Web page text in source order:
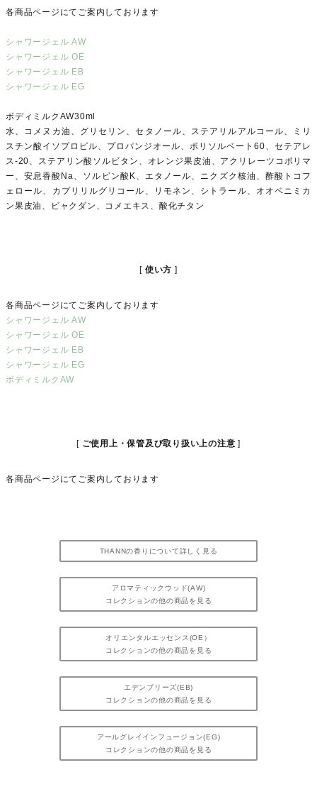
各商品ページにてご案内しております
シャワージェル AW
シャワージェル OE
シャワージェル EB
シャワージェル EG
ボディミルクAW30ml
水、コメヌカ油、グリセリン、セタノール、ステアリルアルコール、ミリ
スチン酸イソプロピル、プロパンジオール、ポリソルベート60、セテアレ
ス-20、ステアリン酸ソルビタン、オレンジ果皮油、アクリレーツコポリマ
ー、安息香酸Na、ソルビン酸K、エタノール、ニクズク核油、酢酸トコフ
ェロール、カプリリルグリコール、リモネン、シトラール、オオベニミカ
ン果皮油、ビャクダン、コメエキス、酸化チタン
使い方
各商品ページにてご案内しております
シャワージェル AW
シャワージェル OE
シャワージェル EB
シャワージェル EG
ボディミルクAW
ご使用上・保管及び取り扱い上の注意
各商品ページにてご案内しております
THANNの香りについて詳しく見る
アロマティックウッド(AW)
コレクションの他の商品を見る
オリエンタルエッセンス(OE）
コレクションの他の商品を見る
エデンブリーズ(EB)
コレクションの他の商品を見る
アールグレイインフュージョン(EG)
コレクションの他の商品を見る